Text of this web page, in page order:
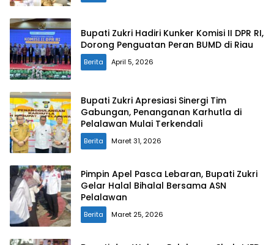
Bupati Zukri Hadiri Kunker Komisi II DPR RI,
Dorong Penguatan Peran BUMD di Riau
Berita April 5, 2026
Bupati Zukri Apresiasi Sinergi Tim
Gabungan, Penanganan Karhutla di
Pelalawan Mulai Terkendali
Berita Maret 31, 2026
Pimpin Apel Pasca Lebaran, Bupati Zukri
Gelar Halal Bihalal Bersama ASN
Pelalawan
Berita Maret 25, 2026